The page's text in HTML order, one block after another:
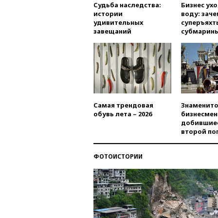
Судьба наследства:
истории
удивительных
завещаний
Бизнес
воду:
Самая трендовая
обувь лета – 2026
второй
ФОТОИСТОРИИ